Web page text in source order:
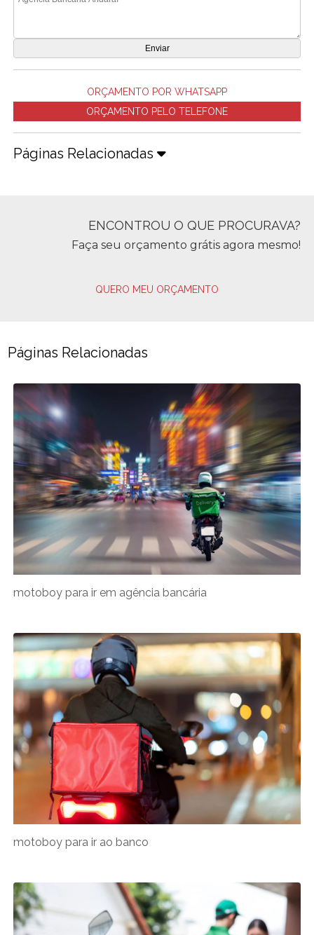
ORÇAMENTO POR WHATSAPP
ORÇAMENTO PELO TELEFONE
Páginas Relacionadas
ENCONTROU O QUE PROCURAVA?
Faça seu orçamento grátis agora mesmo!
QUERO MEU ORÇAMENTO
Páginas Relacionadas
motoboy para ir em agência bancária
motoboy para ir ao banco